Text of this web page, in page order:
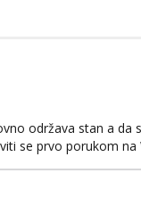
održava stan a da
se prvo porukom na